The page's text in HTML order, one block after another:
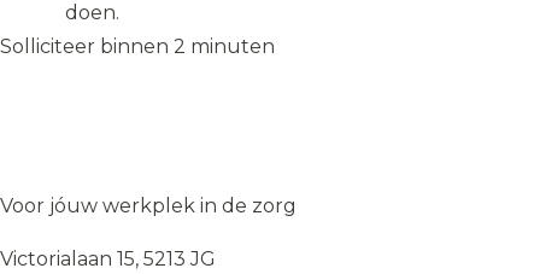
doen.
Solliciteer binnen 2 minuten
Voor jóuw werkplek in de zorg
Victorialaan 15, 5213 JG